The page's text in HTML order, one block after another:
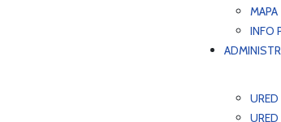
MAPA
INFO
URED
URED